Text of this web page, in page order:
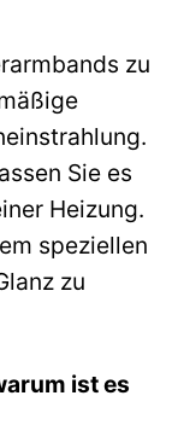
zu
Sie es
Heizung.
speziellen
zu
ist es